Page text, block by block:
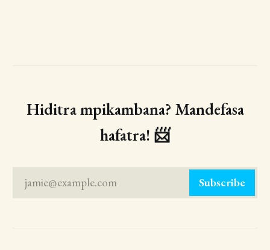
Hiditra mpikambana? Mandefasa
hafatra! 📨
jamie@example.com Subscribe